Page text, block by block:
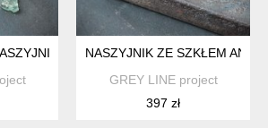
ZE SZKŁEM ANTYCZNYM I
NASZYJNIK ZE SZKŁEM
GREY LINE project
397 zł